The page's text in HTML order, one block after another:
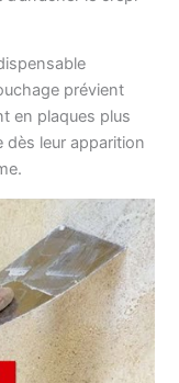
prévient
en plaques plus
dès leur apparition